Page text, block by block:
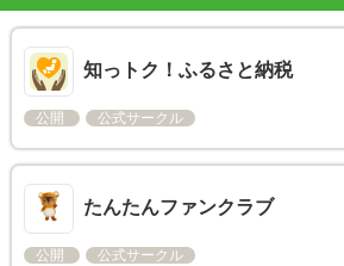
知っトク！ふるさと納税
公開 公式サークル
たんたんファンクラブ
公開 公式サークル